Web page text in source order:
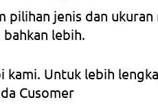
pilihan jenis dan
lebih.
Untuk lebih
Cusomer